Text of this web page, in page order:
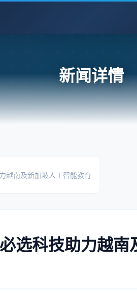
新闻详情
越南及新加坡人工智能教育
选科技助力越